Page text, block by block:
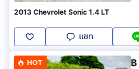
2013 Chevrolet Sonic 1.4 LT
แชท
HOT ฿